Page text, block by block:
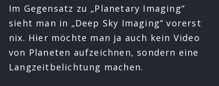
Im Gegensatz zu „Planetary Imaging“
sieht man in „Deep Sky Imaging“ vorerst
nix. Hier möchte man ja auch kein Video
von Planeten aufzeichnen, sondern eine
Langzeitbelichtung machen.